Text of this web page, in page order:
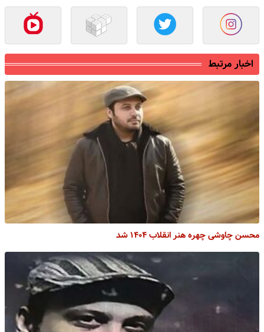
اخبار مرتبط
محسن چاوشی چهره هنر انقلاب ۱۴۰۴ شد